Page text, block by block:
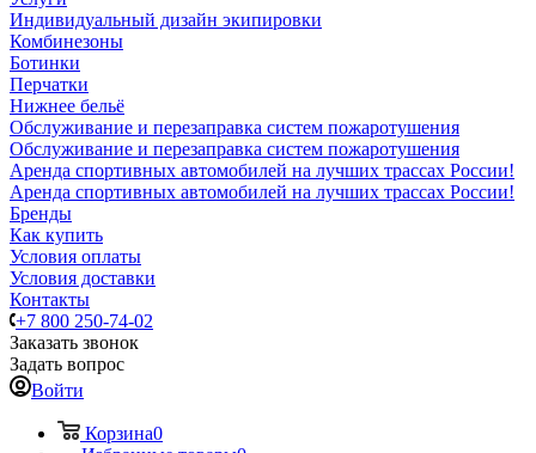
Индивидуальный дизайн экипировки
Комбинезоны
Ботинки
Перчатки
Нижнее бельё
Обслуживание и перезаправка систем пожаротушения
Обслуживание и перезаправка систем пожаротушения
Аренда спортивных автомобилей на лучших трассах России!
Аренда спортивных автомобилей на лучших трассах России!
Бренды
Как купить
Условия оплаты
Условия доставки
Контакты
+7 800 250-74-02
Заказать звонок
Задать вопрос
Войти
Корзина0